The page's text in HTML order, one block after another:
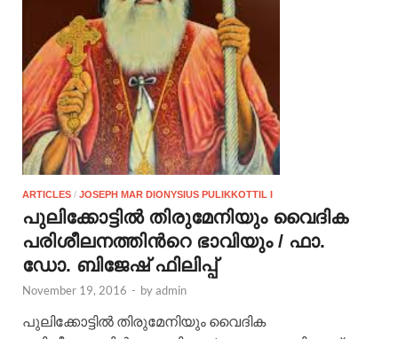
ARTICLES / JOSEPH MAR DIONYSIUS PULIKKOTTIL I
പുലിക്കോട്ടില്‍ തിരുമേനിയും വൈദിക
പരിശീലനത്തിന്‍റെ ഭാവിയും / ഫാ.
ഡോ. ബിജേഷ് ഫിലിപ്പ്
November 19, 2016 - byadmin
പുലിക്കോട്ടില്‍ തിരുമേനിയും വൈദിക